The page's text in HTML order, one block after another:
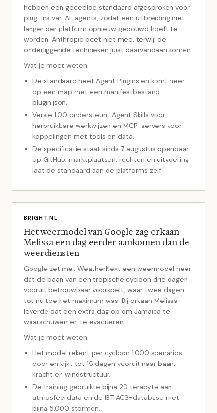
hebben een gedeelde standaard afgesproken voor
plug-ins van AI-agents, zodat een uitbreiding niet
langer per platform opnieuw gebouwd hoeft te
worden. Anthropic doet niet mee, terwijl de
onderliggende technieken juist daarvandaan komen.
Wat je moet weten:
De standaard heet Agent Plugins en komt neer
op een map met een manifestbestand
plugin.json.
Versie 1.0.0 ondersteunt Agent Skills voor
herbruikbare werkwijzen en MCP-servers voor
koppelingen met tools en data.
De specificatie staat sinds 7 augustus openbaar
op GitHub; marktplaatsen, rechten en uitvoering
laat de standaard aan de platforms zelf.
BRIGHT.NL
Het weermodel van Google zag orkaan
Melissa een dag eerder aankomen dan de
weerdiensten
Google zet met WeatherNext een weermodel neer
dat de baan van een tropische cycloon drie dagen
vooruit betrouwbaar voorspelt, waar twee dagen
tot nu toe het maximum was. Bij orkaan Melissa
leverde dat een extra dag op om Jamaica te
waarschuwen en te evacueren.
Wat je moet weten:
Het model rekent per cycloon 1.000 scenarios
door en kijkt tot 15 dagen vooruit naar baan,
kracht en windstructuur.
De training gebruikte bijna 20 terabyte aan
atmosfeerdata en de IBTrACS-database met
bijna 5.000 stormen.